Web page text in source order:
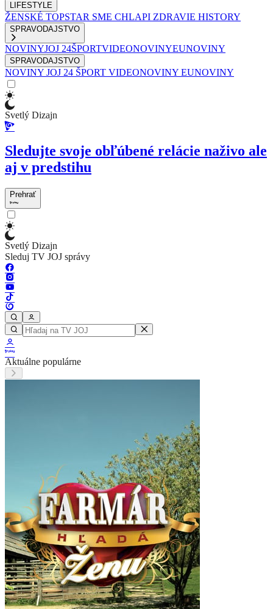
LIFESTYLE
ŽENSKÉ TOPSTAR SME CHLAPI ZDRAVIE HISTORY
SPRAVODAJSTVO
NOVINYJOJ 24ŠPORTVIDEONOVINYEUNOVINY
SPRAVODAJSTVO
NOVINY JOJ 24 ŠPORT VIDEONOVINY EUNOVINY
Svetlý Dizajn
Sledujte svoje obľúbené relácie naživo ale
aj v predstihu
Prehrať
Svetlý Dizajn
Sleduj TV JOJ správy
Aktuálne populárne